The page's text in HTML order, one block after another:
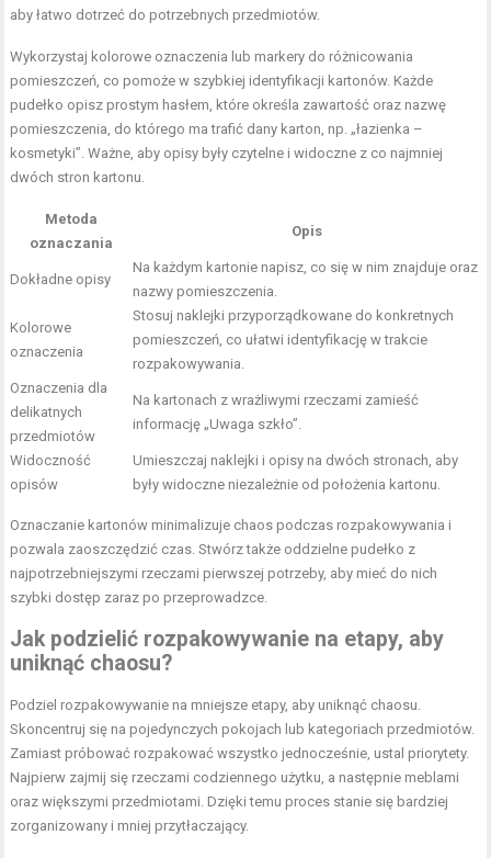
aby łatwo dotrzeć do potrzebnych przedmiotów.
Wykorzystaj kolorowe oznaczenia lub markery do różnicowania
pomieszczeń, co pomoże w szybkiej identyfikacji kartonów. Każde
pudełko opisz prostym hasłem, które określa zawartość oraz nazwę
pomieszczenia, do którego ma trafić dany karton, np. „łazienka –
kosmetyki”. Ważne, aby opisy były czytelne i widoczne z co najmniej
dwóch stron kartonu.
Metoda
oznaczania
Opis
Dokładne opisy
Na każdym kartonie napisz, co się w nim znajduje oraz
nazwy pomieszczenia.
Kolorowe
oznaczenia
Stosuj naklejki przyporządkowane do konkretnych
pomieszczeń, co ułatwi identyfikację w trakcie
rozpakowywania.
Oznaczenia dla
delikatnych
przedmiotów
Na kartonach z wrażliwymi rzeczami zamieść
informację „Uwaga szkło”.
Widoczność
opisów
Umieszczaj naklejki i opisy na dwóch stronach, aby
były widoczne niezależnie od położenia kartonu.
Oznaczanie kartonów minimalizuje chaos podczas rozpakowywania i
pozwala zaoszczędzić czas. Stwórz także oddzielne pudełko z
najpotrzebniejszymi rzeczami pierwszej potrzeby, aby mieć do nich
szybki dostęp zaraz po przeprowadzce.
Jak podzielić rozpakowywanie na etapy, aby
uniknąć chaosu?
Podziel rozpakowywanie na mniejsze etapy, aby uniknąć chaosu.
Skoncentruj się na pojedynczych pokojach lub kategoriach przedmiotów.
Zamiast próbować rozpakować wszystko jednocześnie, ustal priorytety.
Najpierw zajmij się rzeczami codziennego użytku, a następnie meblami
oraz większymi przedmiotami. Dzięki temu proces stanie się bardziej
zorganizowany i mniej przytłaczający.